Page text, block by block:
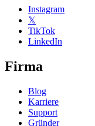
Instagram
𝕏
TikTok
LinkedIn
Firma
Blog
Karriere
Support
Gründer